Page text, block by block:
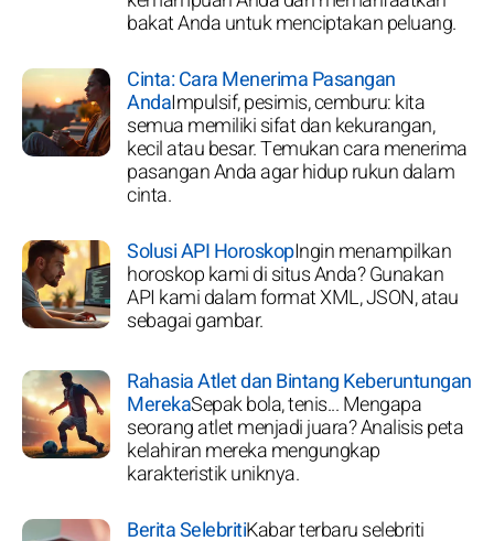
bakat Anda untuk menciptakan peluang.
Cinta: Cara Menerima Pasangan
AndaImpulsif, pesimis, cemburu: kita
semua memiliki sifat dan kekurangan,
kecil atau besar. Temukan cara menerima
pasangan Anda agar hidup rukun dalam
cinta.
Solusi API HoroskopIngin menampilkan
horoskop kami di situs Anda? Gunakan
API kami dalam format XML, JSON, atau
sebagai gambar.
Rahasia Atlet dan Bintang Keberuntungan
MerekaSepak bola, tenis... Mengapa
seorang atlet menjadi juara? Analisis peta
kelahiran mereka mengungkap
karakteristik uniknya.
Berita SelebritiKabar terbaru selebriti